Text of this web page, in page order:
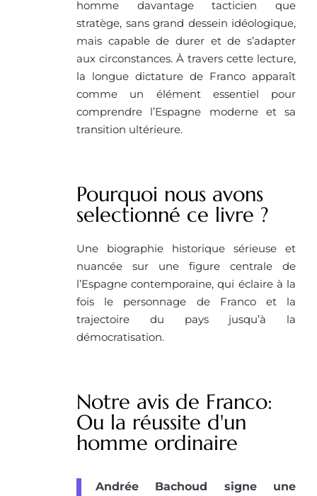
homme davantage tacticien que
stratège, sans grand dessein idéologique,
mais capable de durer et de s’adapter
aux circonstances. À travers cette lecture,
la longue dictature de Franco apparaît
comme un élément essentiel pour
comprendre l’Espagne moderne et sa
transition ultérieure.
Pourquoi nous avons
selectionné ce livre ? ​
Une biographie historique sérieuse et
nuancée sur une figure centrale de
l’Espagne contemporaine, qui éclaire à la
fois le personnage de Franco et la
trajectoire du pays jusqu’à la
démocratisation.
Notre avis de Franco:
Ou la réussite d'un
homme ordinaire
Andrée Bachoud signe une